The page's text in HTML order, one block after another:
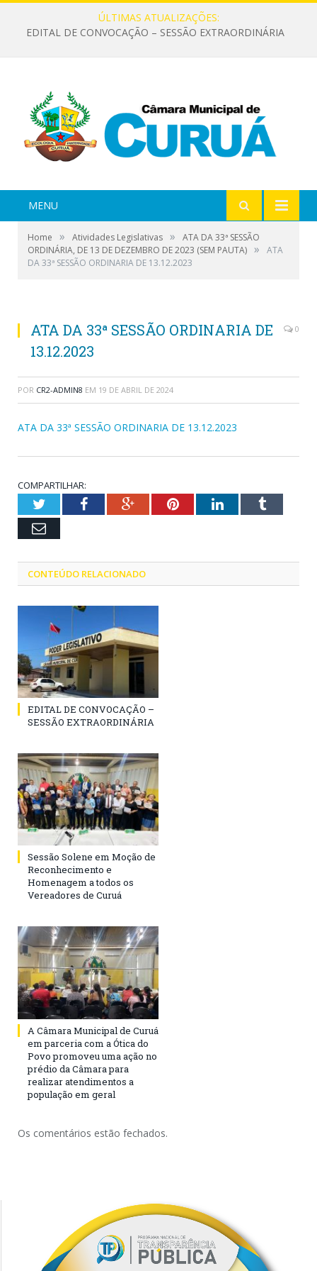
ÚLTIMAS ATUALIZAÇÕES:
EDITAL DE CONVOCAÇÃO – SESSÃO EXTRAORDINÁRIA
MENU
Home » Atividades Legislativas »
ATA DA 33ª SESSÃO
ORDINÁRIA, DE 13 DE DEZEMBRO DE 2023 (SEM PAUTA) »
ATA
DA 33ª SESSÃO ORDINARIA DE 13.12.2023
ATA DA 33ª SESSÃO ORDINARIA DE
13.12.2023
0
POR CR2-ADMIN8 EM 19 DE ABRIL DE 2024
ATA DA 33ª SESSÃO ORDINARIA DE 13.12.2023
COMPARTILHAR:
TwitterFacebookGoogle+PinterestLinkedInTumblr
Email
CONTEÚDO RELACIONADO
EDITAL DE CONVOCAÇÃO –
SESSÃO EXTRAORDINÁRIA
Sessão Solene em Moção de
Reconhecimento e
Homenagem a todos os
Vereadores de Curuá
A Câmara Municipal de Curuá
em parceria com a Ótica do
Povo promoveu uma ação no
prédio da Câmara para
realizar atendimentos a
população em geral
Os comentários estão fechados.